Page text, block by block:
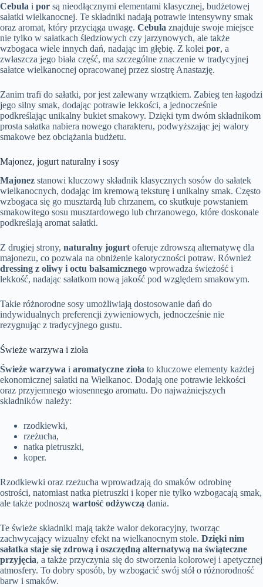
Cebula i por są nieodłącznymi elementami klasycznej, budżetowej
sałatki wielkanocnej. Te składniki nadają potrawie intensywny smak
oraz aromat, który przyciąga uwagę. Cebula znajduje swoje miejsce
nie tylko w sałatkach śledziowych czy jarzynowych, ale także
wzbogaca wiele innych dań, nadając im głębię. Z kolei por, a
zwłaszcza jego biała część, ma szczególne znaczenie w tradycyjnej
sałatce wielkanocnej opracowanej przez siostrę Anastazję.
Zanim trafi do sałatki, por jest zalewany wrzątkiem. Zabieg ten łagodzi
jego silny smak, dodając potrawie lekkości, a jednocześnie
podkreślając unikalny bukiet smakowy. Dzięki tym dwóm składnikom
prosta sałatka nabiera nowego charakteru, podwyższając jej walory
smakowe bez obciążania budżetu.
Majonez, jogurt naturalny i sosy
Majonez stanowi kluczowy składnik klasycznych sosów do sałatek
wielkanocnych, dodając im kremową teksturę i unikalny smak. Często
wzbogaca się go musztardą lub chrzanem, co skutkuje powstaniem
smakowitego sosu musztardowego lub chrzanowego, które doskonale
podkreślają aromat sałatki.
Z drugiej strony, naturalny jogurtoferuje zdrowszą alternatywę dla
majonezu, co pozwala na obniżenie kaloryczności potraw. Również
dressing z oliwy i octu balsamicznego wprowadza świeżość i
lekkość, nadając sałatkom nową jakość pod względem smakowym.
Takie różnorodne sosy umożliwiają dostosowanie dań do
indywidualnych preferencji żywieniowych, jednocześnie nie
rezygnując z tradycyjnego gustu.
Świeże warzywa i zioła
Świeże warzywa i aromatyczne zioła to kluczowe elementy każdej
ekonomicznej sałatki na Wielkanoc. Dodają one potrawie lekkości
oraz przyjemnego wiosennego aromatu. Do najważniejszych
składników należy:
rzodkiewki,
rzeżucha,
natka pietruszki,
koper.
Rzodkiewki oraz rzeżucha wprowadzają do smaków odrobinę
ostrości, natomiast natka pietruszki i koper nie tylko wzbogacają smak,
ale także podnoszą wartość odżywczą dania.
Te świeże składniki mają także walor dekoracyjny, tworząc
zachwycający wizualny efekt na wielkanocnym stole. Dzięki nim
sałatka staje się zdrową i oszczędną alternatywą na świąteczne
przyjęcia, a także przyczynia się do stworzenia kolorowej i apetycznej
atmosfery. To dobry sposób, by wzbogacić swój stół o różnorodność
barw i smaków.